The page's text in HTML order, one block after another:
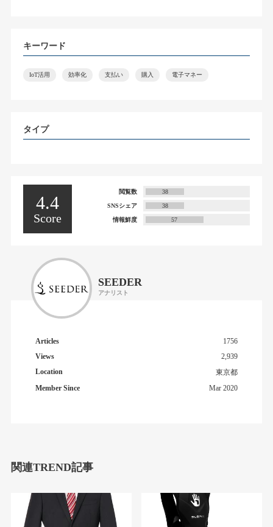
キーワード
IoT活用 効率化 支払い 購入 電子マネー
タイプ
4.4
Score
閲覧数 38
SNSシェア 38
情報鮮度 57
SEEDER
アナリスト
Articles
1756
Views
2,939
Location
東京都
Member Since
Mar 2020
関連TREND記事